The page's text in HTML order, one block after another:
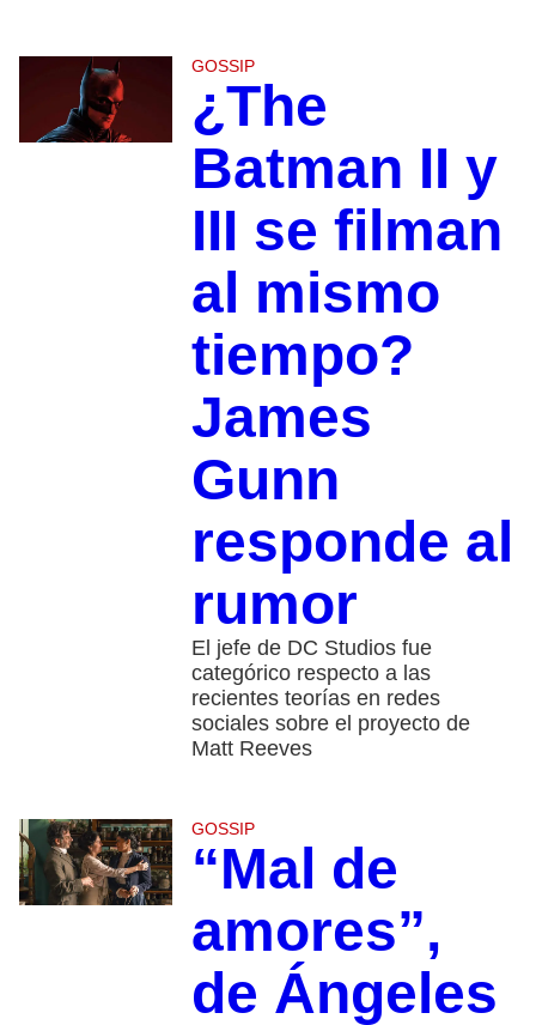
GOSSIP
¿The
Batman II y
III se filman
al mismo
tiempo?
James
Gunn
responde al
rumor
El jefe de DC Studios fue
categórico respecto a las
recientes teorías en redes
sociales sobre el proyecto de
Matt Reeves
GOSSIP
“Mal de
amores”,
de Ángeles